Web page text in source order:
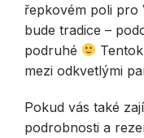
řepkovém poli pro
bude tradice –
podruhé
mezi odkvetlými
Pokud vás také
podrobnosti a